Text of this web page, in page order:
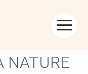
NATURE